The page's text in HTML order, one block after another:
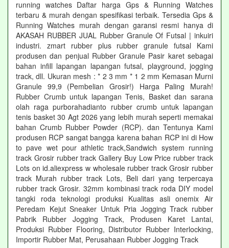
running watches Daftar harga Gps & Running Watches
terbaru & murah dengan spesifikasi terbaik. Tersedia Gps &
Running Watches murah dengan garansi resmi hanya di
AKASAH RUBBER JUAL Rubber Granule Of Futsal | inkuiri
industri. zmart rubber plus rubber granule futsal Kami
produsen dan penjual Rubber Granule Pasir karet sebagai
bahan infill lapangan lapangan futsal, playground, jogging
track, dll. Ukuran mesh : * 2 3 mm * 1 2 mm Kemasan Murni
Granule 99,9 (Pembelian Grosir!) Harga Paling Murah!
Rubber Crumb untuk lapangan Tenis, Basket dan sarana
olah raga purborahadianto rubber crumb untuk lapangan
tenis basket 30 Agt 2026 yang lebih murah seperti memakai
bahan Crumb Rubber Powder (RCP). dan Tentunya Kami
produsen RCP sangat bangga karena bahan RCP ini di How
to pave wet pour athletic track,Sandwich system running
track Grosir rubber track Gallery Buy Low Price rubber track
Lots on id.aliexpress w wholesale rubber track Grosir rubber
track Murah rubber track Lots, Beli dari yang terpercaya
rubber track Grosir. 32mm kombinasi track roda DIY model
tangki roda teknologi produksi Kualitas asli onemix Air
Peredam Kejut Sneaker Untuk Pria Jogging Track rubber
Pabrik Rubber Jogging Track, Produsen Karet Lantai,
Produksi Rubber Flooring, Distributor Rubber Interlocking,
Importir Rubber Mat, Perusahaan Rubber Jogging Track